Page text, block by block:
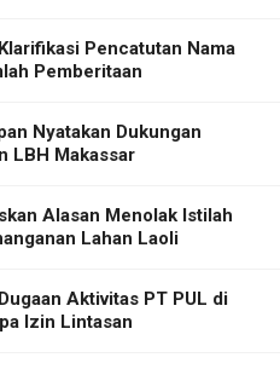
Pencatutan Nama
Pemberitaan
Nyatakan Dukungan
LBH Makassar
Alasan Menolak Istilah
Lahan Laoli
Aktivitas PT PUL di
Izin Lintasan